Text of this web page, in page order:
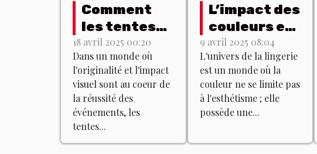
Comment
les tentes
gonflables
peuvent
dynamiser
vos
événements
18 avril 2025 00:20
Dans un monde où
l'originalité et l'impact
visuel sont au coeur de
la réussité des
événements, les
tentes...
L’impact des
couleurs en
lingerie :
Quelles
teintes
choisir pour
quel effet ?
9 avril 2025 08:04
L'univers de la lingerie
est un monde où la
couleur ne se limite pas
à l'esthétisme ; elle
possède une...